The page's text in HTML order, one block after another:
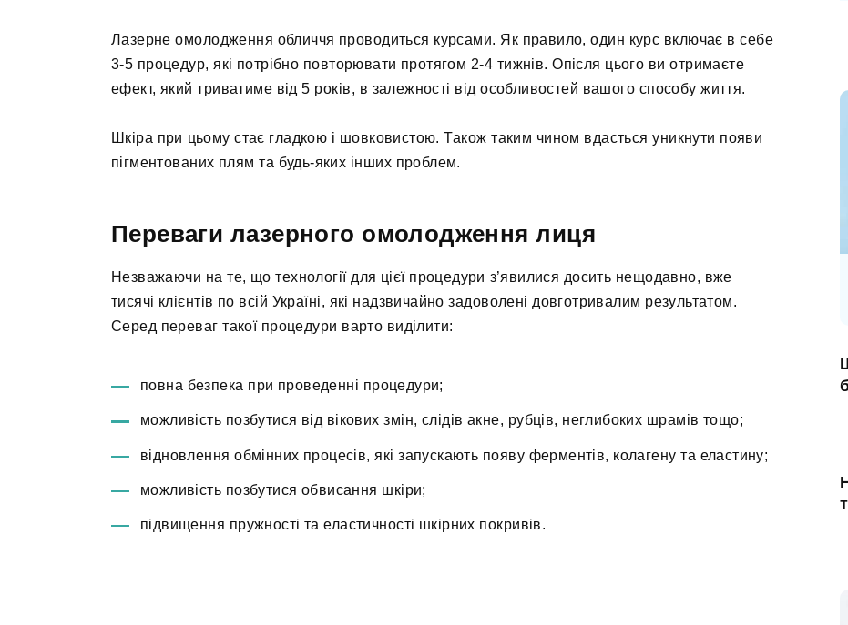
Лазерне омолодження обличчя проводиться курсами. Як правило, один курс включає в себе
3-5 процедур, які потрібно повторювати протягом 2-4 тижнів. Опісля цього ви отримаєте
ефект, який триватиме від 5 років, в залежності від особливостей вашого способу життя.
Шкіра при цьому стає гладкою і шовковистою. Також таким чином вдасться уникнути появи
пігментованих плям та будь-яких інших проблем.
Переваги лазерного омолодження лиця
Незважаючи на те, що технології для цієї процедури з’явилися досить нещодавно, вже
тисячі клієнтів по всій Україні, які надзвичайно задоволені довготривалим результатом.
Серед переваг такої процедури варто виділити:
повна безпека при проведенні процедури;
можливість позбутися від вікових змін, слідів акне, рубців, неглибоких шрамів тощо;
відновлення обмінних процесів, які запускають появу ферментів, колагену та еластину;
можливість позбутися обвисання шкіри;
підвищення пружності та еластичності шкірних покривів.